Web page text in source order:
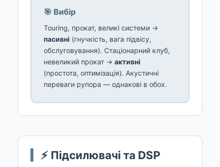
🎯 Вибір
Touring, прокат, великі системи →
пасивні (гнучкість, вага підвісу,
обслуговування). Стаціонарний клуб,
невеликий прокат → активні
(простота, оптимізація). Акустичні
переваги рупора — однакові в обох.
⚡ Підсилювачі та DSP